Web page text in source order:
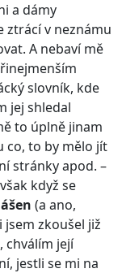
a dámy
ztrácí v neznámu
A nebaví mě
slovník, kde
jej shledal
to úplně jinam
co, to by mělo jít
stránky apod. –
když se
(a ano,
zkoušel již
chválím její
jestli se mi na